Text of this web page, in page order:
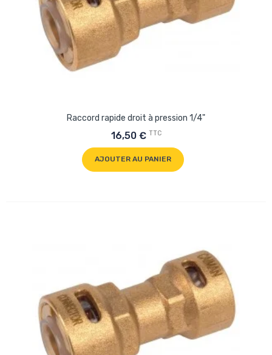
Raccord rapide droit à pression 1/4"
16,50 € TTC
AJOUTER AU PANIER